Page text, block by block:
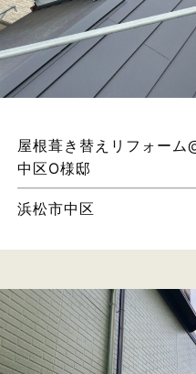
屋根葺き替えリフォーム
中区O様邸
浜松市中区